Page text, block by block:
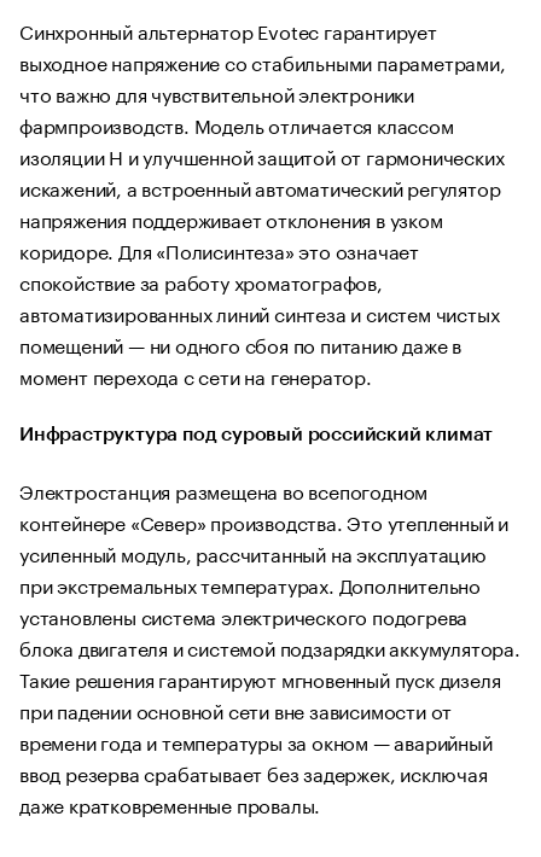
Синхронный альтернатор Evotec гарантирует
выходное напряжение со стабильными параметрами,
что важно для чувствительной электроники
фармпроизводств. Модель отличается классом
изоляции H и улучшенной защитой от гармонических
искажений, а встроенный автоматический регулятор
напряжения поддерживает отклонения в узком
коридоре. Для «Полисинтеза» это означает
спокойствие за работу хроматографов,
автоматизированных линий синтеза и систем чистых
помещений — ни одного сбоя по питанию даже в
момент перехода с сети на генератор.
Инфраструктура под суровый российский климат
Электростанция размещена во всепогодном
контейнере «Север» производства. Это утепленный и
усиленный модуль, рассчитанный на эксплуатацию
при экстремальных температурах. Дополнительно
установлены система электрического подогрева
блока двигателя и системой подзарядки аккумулятора.
Такие решения гарантируют мгновенный пуск дизеля
при падении основной сети вне зависимости от
времени года и температуры за окном — аварийный
ввод резерва срабатывает без задержек, исключая
даже кратковременные провалы.